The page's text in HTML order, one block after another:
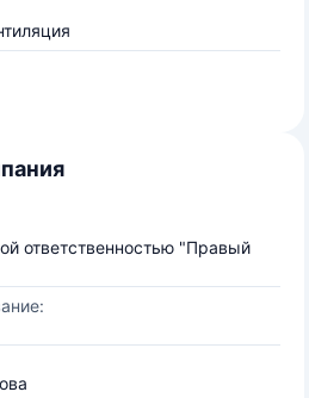
ответственностью "Правый